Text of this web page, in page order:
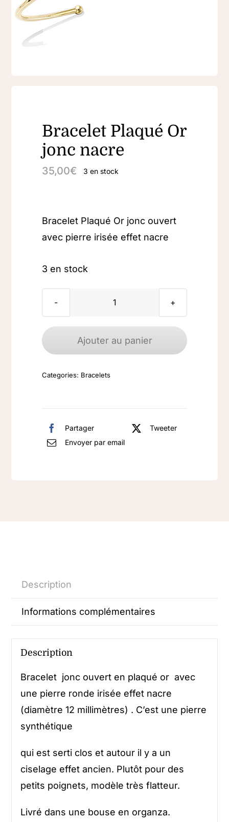
Bracelet Plaqué Or
jonc nacre
35,00€ 3 en stock
Bracelet Plaqué Or jonc ouvert
avec pierre irisée effet nacre
3 en stock
quantité
Bracelet
Ajouter au panier
Categories: Bracelets
Partager
Tweeter
Envoyer par email
Description
Informations complémentaires
Description
Bracelet jonc ouvert en plaqué or avec
une pierre ronde irisée effet nacre
(diamètre 12 millimètres) . C’est une pierre
synthétique
qui est serti clos et autour il y a un
ciselage effet ancien. Plutôt pour des
petits poignets, modèle très flatteur.
Livré dans une bouse en organza.